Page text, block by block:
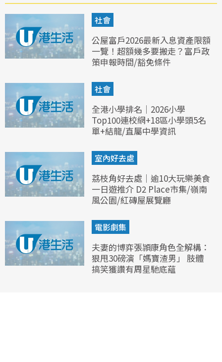
社會
公屋富戶2026最新入息資產限額
一覽！超額幾多要搬走？富戶政
策申報時間/豁免條件
社會
全港小學排名｜2026小學
Top100連校網+18區小學頭5名
單+結龍/直屬中學資訊
室內好去處
荔枝角好去處｜逾10大玩樂美食
一日遊推介 D2 Place市集/嶺南
風公園/紅磚屋展覽廳
電影劇集
夫妻的博弈張頴康角色全解構：
狠甩30磅演「媽寶渣男」 肢體
搞笑獲讚有周星馳底蘊